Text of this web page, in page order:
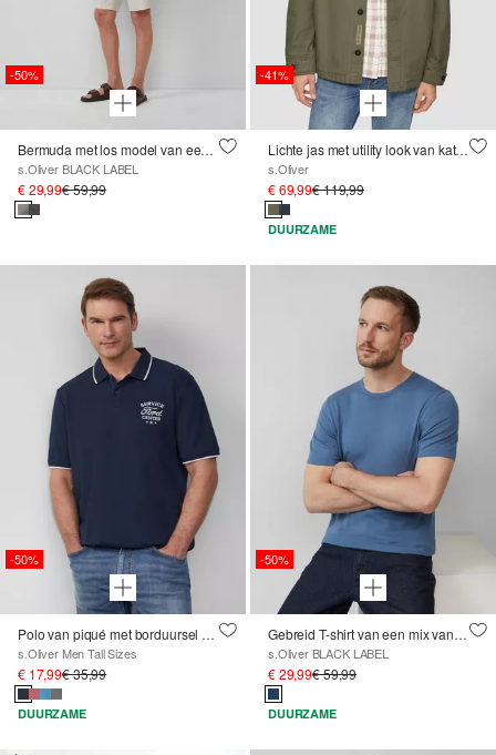
-50%
Bermuda met los model van een linnenmix
s.Oliver BLACK LABEL
€ 29,99€ 59,99
-41%
Lichte jas met utility look van katoen
s.Oliver
€ 69,99€ 119,99
DUURZAME
-50%
Polo van piqué met borduursel en Ford®-artwork
s.Oliver Men Tall Sizes
€ 17,99€ 35,99
DUURZAME
-50%
Gebreid T-shirt van een mix van katoen en zijde
s.Oliver BLACK LABEL
€ 29,99€ 59,99
DUURZAME